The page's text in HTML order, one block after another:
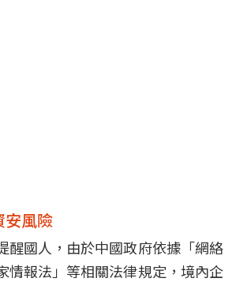
安風險
醒國人，由於中國政府依據「網絡
情報法」等相關法律規定，境內企